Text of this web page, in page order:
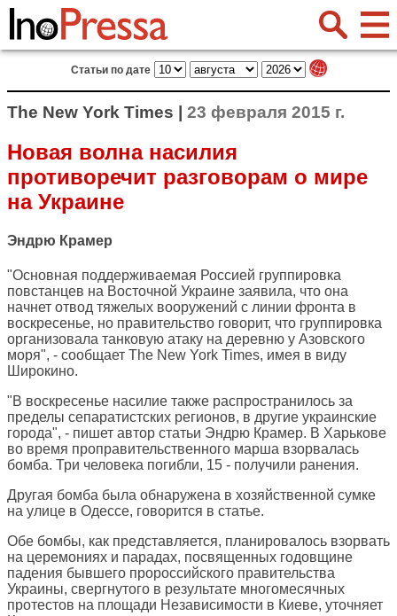
Статьи по дате
The New York Times | 23 февраля 2015 г.
Новая волна насилия
противоречит разговорам о мире
на Украине
Эндрю Крамер
"Основная поддерживаемая Россией группировка
повстанцев на Восточной Украине заявила, что она
начнет отвод тяжелых вооружений с линии фронта в
воскресенье, но правительство говорит, что группировка
организовала танковую атаку на деревню у Азовского
моря", - сообщает The New York Times, имея в виду
Широкино.
"В воскресенье насилие также распространилось за
пределы сепаратистских регионов, в другие украинские
города", - пишет автор статьи Эндрю Крамер. В Харькове
во время проправительственного марша взорвалась
бомба. Три человека погибли, 15 - получили ранения.
Другая бомба была обнаружена в хозяйственной сумке
на улице в Одессе, говорится в статье.
Обе бомбы, как представляется, планировалось взорвать
на церемониях и парадах, посвященных годовщине
падения бывшего пророссийского правительства
Украины, свергнутого в результате многомесячных
протестов на площади Независимости в Киеве, уточняет